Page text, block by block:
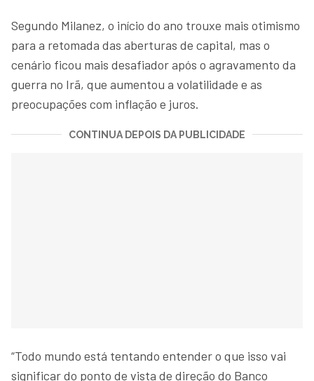
Segundo Milanez, o início do ano trouxe mais otimismo
para a retomada das aberturas de capital, mas o
cenário ficou mais desafiador após o agravamento da
guerra no Irã, que aumentou a volatilidade e as
preocupações com inflação e juros.
CONTINUA DEPOIS DA PUBLICIDADE
“Todo mundo está tentando entender o que isso vai
significar do ponto de vista de direção do Banco